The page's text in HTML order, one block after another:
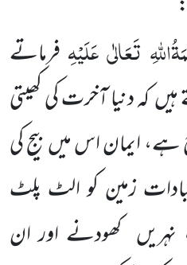
تَعَالٰی عَلَیْہِ فرماتے
کہ دنیا آخرت کی کھیتی
ایمان اس میں بیج کی
زمین کو الٹ پلٹ
کھودنے اور ان